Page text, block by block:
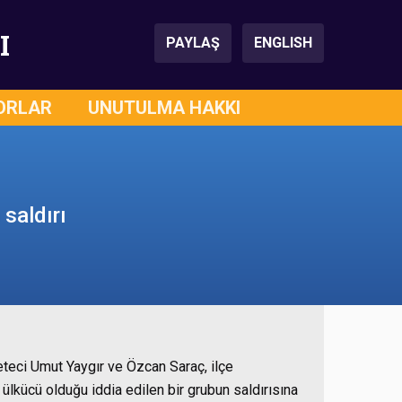
PAYLAŞ ENGLISH
UNUTULMA HAKKI
Umut Yaygır ve Özcan Saraç, ilçe
olduğu iddia edilen bir grubun saldırısına